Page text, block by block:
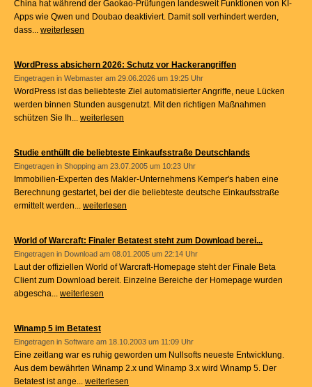
China hat während der Gaokao-Prüfungen landesweit Funktionen von KI-
Apps wie Qwen und Doubao deaktiviert. Damit soll verhindert werden,
dass... weiterlesen
WordPress absichern 2026: Schutz vor Hackerangriffen
Eingetragen in Webmaster am 29.06.2026 um 19:25 Uhr
WordPress ist das beliebteste Ziel automatisierter Angriffe, neue Lücken
werden binnen Stunden ausgenutzt. Mit den richtigen Maßnahmen
schützen Sie Ih... weiterlesen
Studie enthüllt die beliebteste Einkaufsstraße Deutschlands
Eingetragen in Shopping am 23.07.2005 um 10:23 Uhr
Immobilien-Experten des Makler-Unternehmens Kemper's haben eine
Berechnung gestartet, bei der die beliebteste deutsche Einkaufsstraße
ermittelt werden... weiterlesen
World of Warcraft: Finaler Betatest steht zum Download berei...
Eingetragen in Download am 08.01.2005 um 22:14 Uhr
Laut der offiziellen World of Warcraft-Homepage steht der Finale Beta
Client zum Download bereit. Einzelne Bereiche der Homepage wurden
abgescha... weiterlesen
Winamp 5 im Betatest
Eingetragen in Software am 18.10.2003 um 11:09 Uhr
Eine zeitlang war es ruhig geworden um Nullsofts neueste Entwicklung.
Aus dem bewährten Winamp 2.x und Winamp 3.x wird Winamp 5. Der
Betatest ist ange... weiterlesen